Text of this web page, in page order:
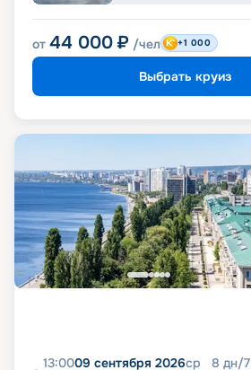
от 44 000 ₽ /чел +1 000
Выбрать круиз
13:0009 сентября 2026ср 8 дн/7